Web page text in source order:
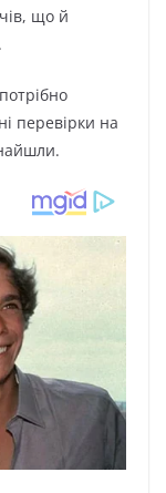
що й
перевірки на